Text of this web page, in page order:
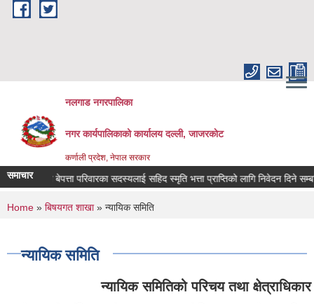
Skip to main content
नलगाड नगरपालिका
नगर कार्यपालिकाको कार्यालय दल्ली, जाजरकाेट
कर्णाली प्रदेश, नेपाल सरकार
समाचार
परिवारका सदस्यलाई सहिद स्मृति भत्ता प्राप्तिको लागि निवेदन दिने सम्बन्धि सूचना !!!
You are here
Home » बिषयगत शाखा» न्यायिक समिति
न्यायिक समिति
न्यायिक समितिको परिचय तथा क्षेत्राधिकार